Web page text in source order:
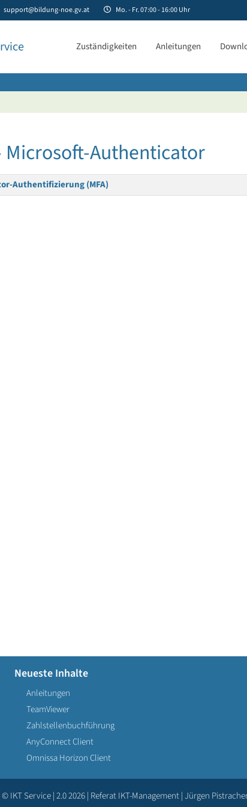
support@bildung-noe.gv.at Mo. - Fr. 07:00 - 16:00 Uhr
Zuständigkeiten Anleitungen
Microsoft-Authenticator
Authentifizierung (MFA)
Neueste Inhalte
Anleitungen
TeamViewer
Zahlstellenbuchführung
AnyConnect Client
Omnissa Horizon Client
© IKT Service | 2.0 2026 | Referat IKT-Management | Jürgen